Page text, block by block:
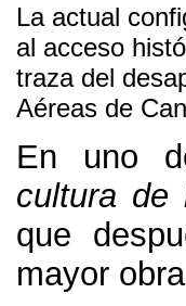
La actual
al acceso
traza del
Aéreas de
En uno
cultura de
que
mayor